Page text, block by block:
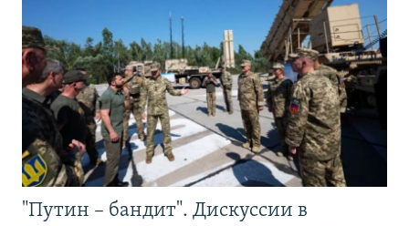
"Путин – бандит". Дискуссии в